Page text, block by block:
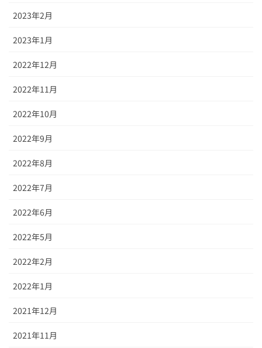
2023年2月
2023年1月
2022年12月
2022年11月
2022年10月
2022年9月
2022年8月
2022年7月
2022年6月
2022年5月
2022年2月
2022年1月
2021年12月
2021年11月